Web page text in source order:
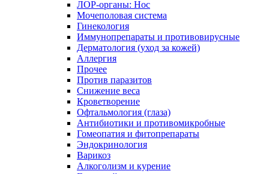
ЛОР-органы: Нос
Мочеполовая система
Гинекология
Иммунопрепараты и противовирусные
Дерматология (уход за кожей)
Аллергия
Прочее
Против паразитов
Снижение веса
Кроветворение
Офтальмология (глаза)
Антибиотики и противомикробные
Гомеопатия и фитопрепараты
Эндокринология
Варикоз
Алкоголизм и курение